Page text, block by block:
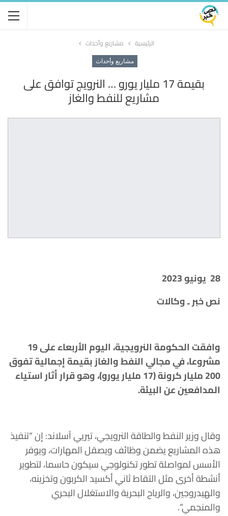
الرئيسية مشاريع وأحداث
مشاريع وأحداث
بقيمة 17 مليار يورو … النرويج توافق على
مشاريع للنفط والغاز
28 يونيو2023
نص خبر ـ وكالات
وافقت الحكومة النرويجية، اليوم الأربعاء على 19
مشروعا، في مجالي النفط والغاز بقيمة إجمالية تفوق
200 مليار كرونة (17 مليار يورو)، وهو قرار أثار استياء
المدافعين عن البيئة.
وقال وزير النفط والطاقة النرويجي، تيريي آسلاند: إن “تنفيذ
هذه المشاريع يضمن وظائف ويصقل المهارات، ويوفر
الأسس لمواصلة تطور تكنولوجي سيكون حاسما، لتطوير
أنشطة أخرى مثل التقاط ثاني أكسيد الكربون وتخزينه،
والهيدروجين، والرياح البحرية والاستغلال البحري
والمنجمي”.